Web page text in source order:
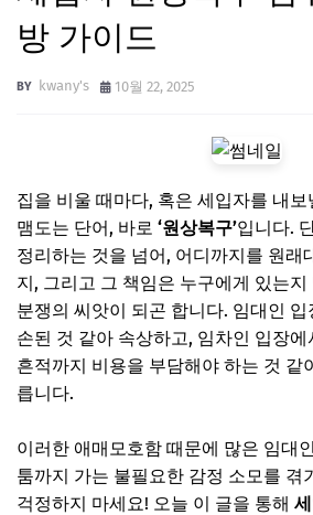
방 가이드
kwany's 10월 22, 2025
집을 비울 때마다, 혹은 세입자를 내
맴도는 단어, 바로 ‘원상복구’입니다.
정리하는 것을 넘어, 어디까지를 원래
지, 그리고 그 책임은 누구에게 있는
분쟁의 씨앗이 되곤 합니다. 임대인
손된 것 같아 속상하고, 임차인 입장
흔적까지 비용을 부담해야 하는 것 같
릅니다.
이러한 애매모호함 때문에 많은 임대
툼까지 가는 불필요한 감정 소모를 겪
걱정하지 마세요! 오늘 이 글을 통해